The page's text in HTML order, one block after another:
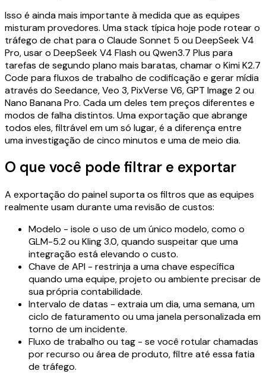
Isso é ainda mais importante à medida que as equipes
misturam provedores. Uma stack típica hoje pode rotear o
tráfego de chat para o Claude Sonnet 5 ou DeepSeek V4
Pro, usar o DeepSeek V4 Flash ou Qwen3.7 Plus para
tarefas de segundo plano mais baratas, chamar o Kimi K2.7
Code para fluxos de trabalho de codificação e gerar mídia
através do Seedance, Veo 3, PixVerse V6, GPT Image 2 ou
Nano Banana Pro. Cada um deles tem preços diferentes e
modos de falha distintos. Uma exportação que abrange
todos eles, filtrável em um só lugar, é a diferença entre
uma investigação de cinco minutos e uma de meio dia.
O que você pode filtrar e exportar
A exportação do painel suporta os filtros que as equipes
realmente usam durante uma revisão de custos:
Modelo - isole o uso de um único modelo, como o
GLM-5.2 ou Kling 3.0, quando suspeitar que uma
integração está elevando o custo.
Chave de API - restrinja a uma chave específica
quando uma equipe, projeto ou ambiente precisar de
sua própria contabilidade.
Intervalo de datas - extraia um dia, uma semana, um
ciclo de faturamento ou uma janela personalizada em
torno de um incidente.
Fluxo de trabalho ou tag - se você rotular chamadas
por recurso ou área de produto, filtre até essa fatia
de tráfego.